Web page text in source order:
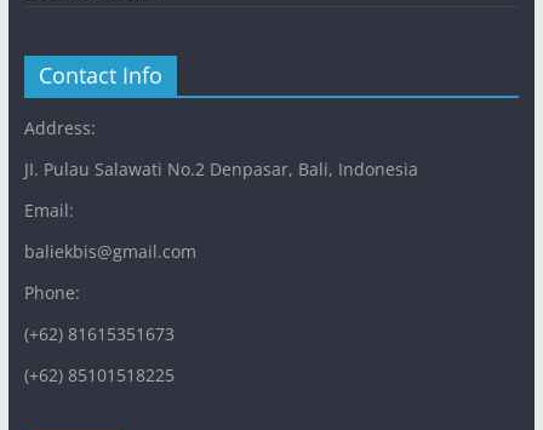
Contact Info
Address:
JI. Pulau Salawati No.2 Denpasar, Bali, Indonesia
Email:
baliekbis@gmail.com
Phone:
(+62) 81615351673
(+62) 85101518225